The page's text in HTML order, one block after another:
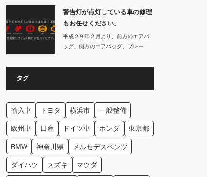
警告灯が点灯している車の修理
もお任せください。
平成２９年２月より、前方のエアバ
ッグ、側方のエアバッグ、ブレー
タグ
輸入車 トヨタ 横浜市 一般整備
欧州車 日産 ドイツ車 ホンダ 東京都
BMW 神奈川県 メルセデスベンツ
ダイハツ スズキ マツダ